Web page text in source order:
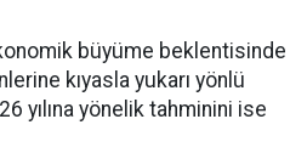
büyüme beklentisinde
kıyasla yukarı yönlü
yılına yönelik tahminini ise